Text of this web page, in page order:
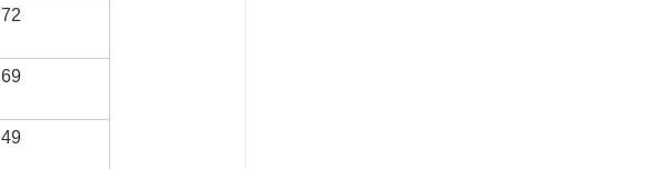
72
69
49